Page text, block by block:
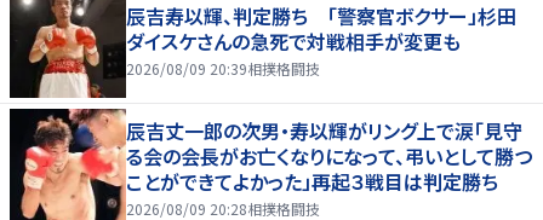
辰吉寿以輝、判定勝ち 「警察官ボクサー」杉田
ダイスケさんの急死で対戦相手が変更も
2026/08/09 20:39相撲格闘技
辰吉丈一郎の次男・寿以輝がリング上で涙「見守
る会の会長がお亡くなりになって、弔いとして勝つ
ことができてよかった」再起３戦目は判定勝ち
2026/08/09 20:28相撲格闘技